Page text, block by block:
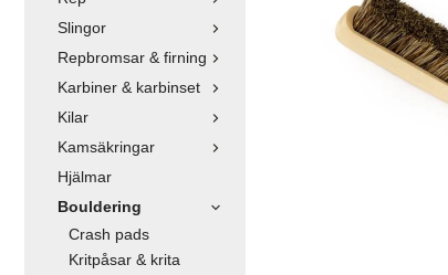
Slingor
Repbromsar & firning
Karbiner & karbinset
Kilar
Kamsäkringar
Hjälmar
Bouldering
Crash pads
Kritpåsar & krita